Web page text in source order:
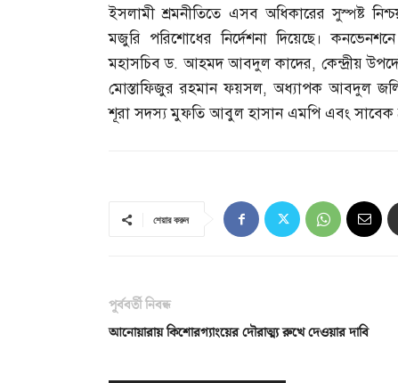
ইসলামী শ্রমনীতিতে এসব অধিকারের সুস্পষ্ট
মজুরি পরিশোধের নির্দেশনা দিয়েছে।
মহাসচিব ড.আহমদ আবদুল কাদের, কেন্দ্রীয়
মোস্তাফিজুর রহমান ফয়সল,অধ্যাপক আবদুল
শূরা সদস্য মুফতি আবুল হাসান এমপি এবং সাবেক
শেয়ার করুন
পূর্ববর্তী নিবন্ধ
আনোয়ারায় কিশোরগ্যাংয়ের দৌরাত্ম্য রুখে দেওয়ার দাবি